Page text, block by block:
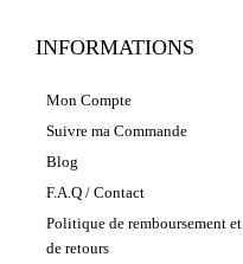
INFORMATIONS
Mon Compte
Suivre ma Commande
Blog
F.A.Q / Contact
Politique de remboursement et
de retours